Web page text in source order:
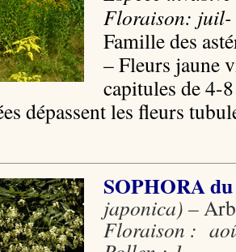
Floraison: juil-
Famille des
– Fleurs jaune
capitules de 4-
dépassent les fleurs
SOPHORA
japonica) –
Floraison :